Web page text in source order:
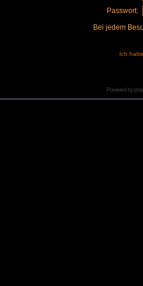
Passwort:
Bei jedem
Ich
Powered by